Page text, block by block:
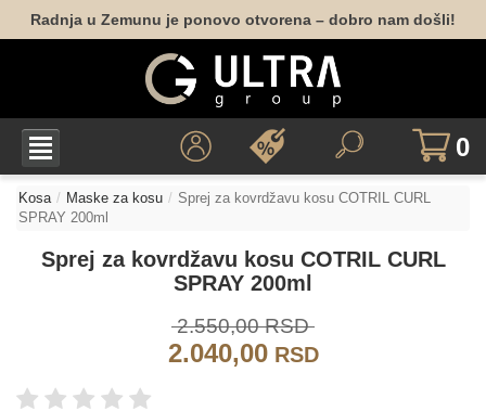
Radnja u Zemunu je ponovo otvorena – dobro nam došli!
0
Kosa Maske za kosu
Sprej za kovrdžavu kosu COTRIL CURL
SPRAY 200ml
Sprej za kovrdžavu kosu COTRIL CURL
SPRAY 200ml
2.550,00 RSD
2.040,00RSD